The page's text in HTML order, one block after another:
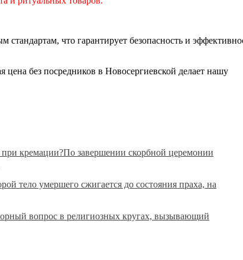
что гарантирует безопасность и
без посредников в Новосергиевской делает нашу
кремации?По завершении скорбной церемонии
тело умершего сжигается до состояния праха, на
вопрос в религиозных кругах, вызывающий